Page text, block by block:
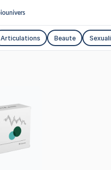
Articulations Beaute